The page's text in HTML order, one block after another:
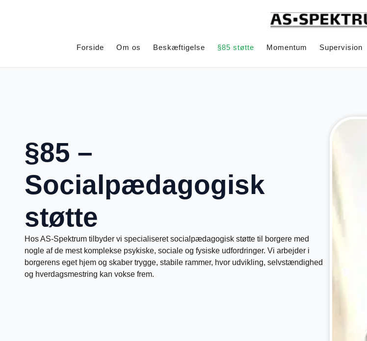
Forside Om os Beskæftigelse §85 støtte Momentum Supervision
§85 –
Socialpædagogisk
støtte
Hos AS‑Spektrum tilbyder vi specialiseret socialpædagogisk støtte til borgere med
nogle af de mest komplekse psykiske, sociale og fysiske udfordringer. Vi arbejder i
borgerens eget hjem og skaber trygge, stabile rammer, hvor udvikling, selvstændighed
og hverdagsmestring kan vokse frem.